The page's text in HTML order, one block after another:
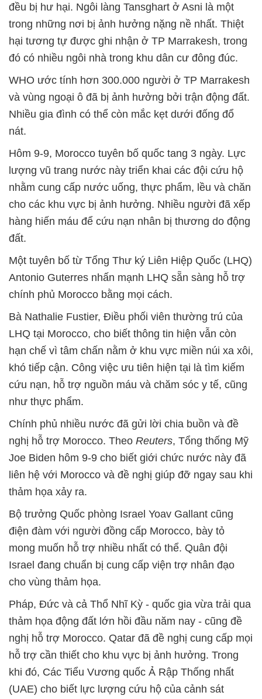
đều bị hư hại. Ngôi làng Tansghart ở Asni là một
trong những nơi bị ảnh hưởng nặng nề nhất. Thiệt
hại tương tự được ghi nhận ở TP Marrakesh, trong
đó có nhiều ngôi nhà trong khu dân cư đông đúc.
WHO ước tính hơn 300.000 người ở TP Marrakesh
và vùng ngoại ô đã bị ảnh hưởng bởi trận động đất.
Nhiều gia đình có thể còn mắc kẹt dưới đống đổ
nát.
Hôm 9-9, Morocco tuyên bố quốc tang 3 ngày. Lực
lượng vũ trang nước này triển khai các đội cứu hộ
nhằm cung cấp nước uống, thực phẩm, lều và chăn
cho các khu vực bị ảnh hưởng. Nhiều người đã xếp
hàng hiến máu để cứu nạn nhân bị thương do động
đất.
Một tuyên bố từ Tổng Thư ký Liên Hiệp Quốc (LHQ)
Antonio Guterres nhấn mạnh LHQ sẵn sàng hỗ trợ
chính phủ Morocco bằng mọi cách.
Bà Nathalie Fustier, Điều phối viên thường trú của
LHQ tại Morocco, cho biết thông tin hiện vẫn còn
hạn chế vì tâm chấn nằm ở khu vực miền núi xa xôi,
khó tiếp cận. Công việc ưu tiên hiện tại là tìm kiếm
cứu nạn, hỗ trợ nguồn máu và chăm sóc y tế, cũng
như thực phẩm.
Chính phủ nhiều nước đã gửi lời chia buồn và đề
nghị hỗ trợ Morocco. Theo Reuters, Tổng thống Mỹ
Joe Biden hôm 9-9 cho biết giới chức nước này đã
liên hệ với Morocco và đề nghị giúp đỡ ngay sau khi
thảm họa xảy ra.
Bộ trưởng Quốc phòng Israel Yoav Gallant cũng
điện đàm với người đồng cấp Morocco, bày tỏ
mong muốn hỗ trợ nhiều nhất có thể. Quân đội
Israel đang chuẩn bị cung cấp viện trợ nhân đạo
cho vùng thảm họa.
Pháp, Đức và cả Thổ Nhĩ Kỳ - quốc gia vừa trải qua
thảm họa động đất lớn hồi đầu năm nay - cũng đề
nghị hỗ trợ Morocco. Qatar đã đề nghị cung cấp mọi
hỗ trợ cần thiết cho khu vực bị ảnh hưởng. Trong
khi đó, Các Tiểu Vương quốc Ả Rập Thống nhất
(UAE) cho biết lực lượng cứu hộ của cảnh sát